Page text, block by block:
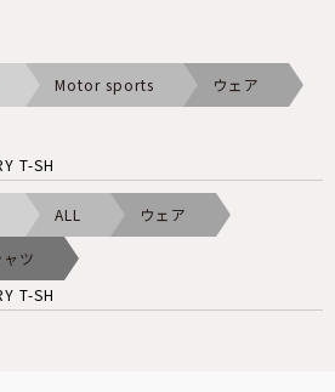
Motor sports ウェア
T-SH
ALL ウェア
ツ
T-SH